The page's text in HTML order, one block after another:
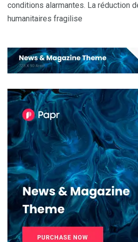
conditions alarmantes. La réduction
humanitaires fragilise